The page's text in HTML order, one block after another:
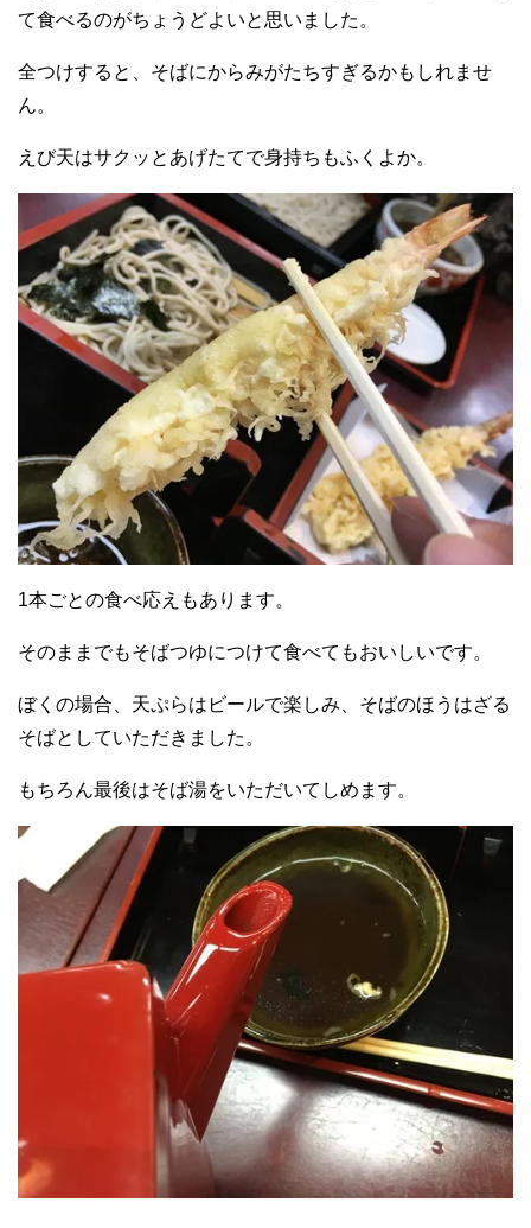
て食べるのがちょうどよいと思いました。
全つけすると、そばにからみがたちすぎるかもしれませ
ん。
えび天はサクッとあげたてで身持ちもふくよか。
1本ごとの食べ応えもあります。
そのままでもそばつゆにつけて食べてもおいしいです。
ぼくの場合、天ぷらはビールで楽しみ、そばのほうはざる
そばとしていただきました。
もちろん最後はそば湯をいただいてしめます。